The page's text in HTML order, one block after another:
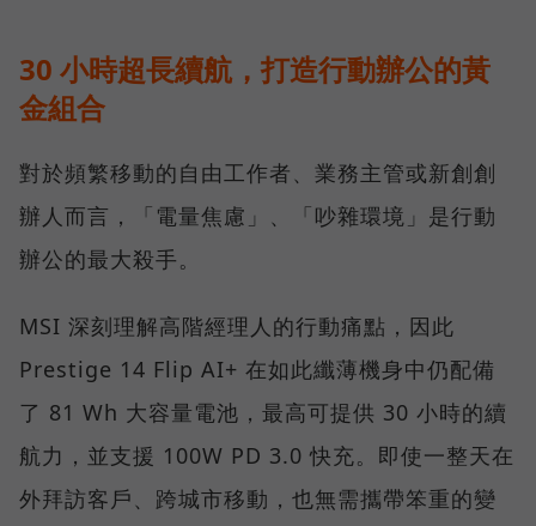
30 小時超長續航，打造行動辦公的黃
金組合
對於頻繁移動的自由工作者、業務主管或新創創
辦人而言，「電量焦慮」、「吵雜環境」是行動
辦公的最大殺手。
MSI 深刻理解高階經理人的行動痛點，因此
Prestige 14 Flip AI+ 在如此纖薄機身中仍配備
了 81 Wh 大容量電池，最高可提供 30 小時的續
航力，並支援 100W PD 3.0 快充。即使一整天在
外拜訪客戶、跨城市移動，也無需攜帶笨重的變